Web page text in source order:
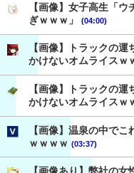
【画像】女子高生「
ぎｗｗｗ」
(04:00)
【画像】トラックの
かけないオムライスｗ
【画像】トラックの
かけないオムライスｗ
【画像】温泉の中で
ｗｗｗｗ (03:37)